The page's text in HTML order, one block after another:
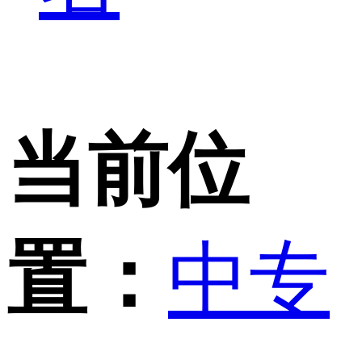
当前位
置： 中专